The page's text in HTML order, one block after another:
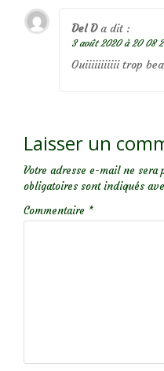
Del D a dit :
3 août 2020 à 20 08
Ouiiiiiiiiiii trop
Laisser un
Votre adresse e-mail ne sera
obligatoires sont indiqués
Commentaire *